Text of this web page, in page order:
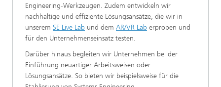
Engineering-Werkzeugen. Zudem entwickeln wir
nachhaltige und effiziente Lösungsansätze, die wir in
unserem SE Live Lab und dem AR/VR Lab erproben und
für den Unternehmenseinsatz testen.
Darüber hinaus begleiten wir Unternehmen bei der
Einführung neuartiger Arbeitsweisen oder
Lösungsansätze. So bieten wir beispielsweise für die